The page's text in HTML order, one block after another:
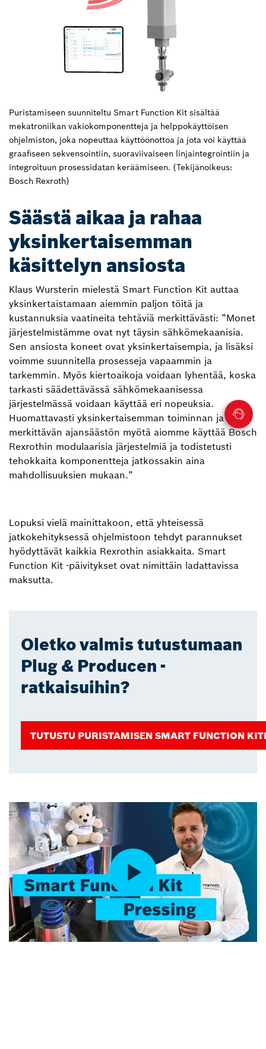
Puristamiseen suunniteltu Smart Function Kit sisältää
mekatroniikan vakiokomponentteja ja helppokäyttöisen
ohjelmiston, joka nopeuttaa käyttöönottoa ja jota voi käyttää
graafiseen sekvensointiin, suoraviivaiseen linjaintegrointiin ja
integroituun prosessidatan keräämiseen. (Tekijänoikeus:
Bosch Rexroth)
Säästä aikaa ja rahaa
yksinkertaisemman
käsittelyn ansiosta
Klaus Wursterin mielestä Smart Function Kit auttaa
yksinkertaistamaan aiemmin paljon töitä ja
kustannuksia vaatineita tehtäviä merkittävästi: ”Monet
järjestelmistämme ovat nyt täysin sähkömekaanisia.
Sen ansiosta koneet ovat yksinkertaisempia, ja lisäksi
voimme suunnitella prosesseja vapaammin ja
tarkemmin. Myös kiertoaikoja voidaan lyhentää, koska
tarkasti säädettävässä sähkömekaanisessa
järjestelmässä voidaan käyttää eri nopeuksia.
Huomattavasti yksinkertaisemman toiminnan ja
merkittävän ajansäästön myötä aiomme käyttää Bosch
Rexrothin modulaarisia järjestelmiä ja todistetusti
tehokkaita komponentteja jatkossakin aina
mahdollisuuksien mukaan.”
Lopuksi vielä mainittakoon, että yhteisessä
jatkokehityksessä ohjelmistoon tehdyt parannukset
hyödyttävät kaikkia Rexrothin asiakkaita. Smart
Function Kit ‑päivitykset ovat nimittäin ladattavissa
maksutta.
Oletko valmis tutustumaan
Plug & Producen -
ratkaisuihin?
TUTUSTU PURISTAMISEN SMART FUNCTION